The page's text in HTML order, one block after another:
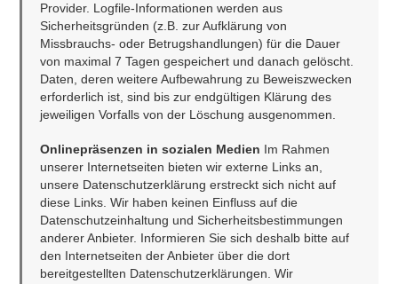
Provider. Logfile-Informationen werden aus
Sicherheitsgründen (z.B. zur Aufklärung von
Missbrauchs- oder Betrugshandlungen) für die Dauer
von maximal 7 Tagen gespeichert und danach gelöscht.
Daten, deren weitere Aufbewahrung zu Beweiszwecken
erforderlich ist, sind bis zur endgültigen Klärung des
jeweiligen Vorfalls von der Löschung ausgenommen.
Onlinepräsenzen in sozialen Medien Im Rahmen
unserer Internetseiten bieten wir externe Links an,
unsere Datenschutzerklärung erstreckt sich nicht auf
diese Links. Wir haben keinen Einfluss auf die
Datenschutzeinhaltung und Sicherheitsbestimmungen
anderer Anbieter. Informieren Sie sich deshalb bitte auf
den Internetseiten der Anbieter über die dort
bereitgestellten Datenschutzerklärungen. Wir